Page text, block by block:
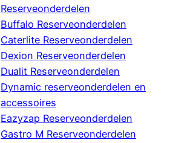
Reserveonderdelen
Buffalo Reserveonderdelen
Caterlite Reserveonderdelen
Dexion Reserveonderdelen
Dualit Reserveonderdelen
Dynamic reserveonderdelen en
accessoires
Eazyzap Reserveonderdelen
Gastro M Reserveonderdelen